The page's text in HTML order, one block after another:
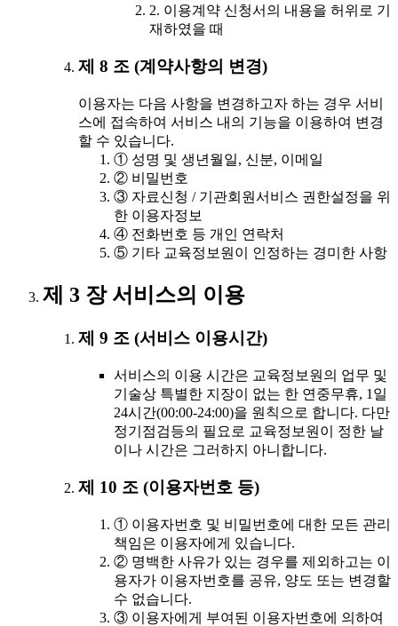
2. 이용계약 신청서의 내용을 허위로 기
재하였을 때
제 8 조 (계약사항의 변경)
이용자는 다음 사항을 변경하고자 하는 경우 서비
스에 접속하여 서비스 내의 기능을 이용하여 변경
할 수 있습니다.
① 성명 및 생년월일, 신분, 이메일
② 비밀번호
③ 자료신청 / 기관회원서비스 권한설정을 위
한 이용자정보
④ 전화번호 등 개인 연락처
⑤ 기타 교육정보원이 인정하는 경미한 사항
제 3 장 서비스의 이용
제 9 조 (서비스 이용시간)
서비스의 이용 시간은 교육정보원의 업무 및
기술상 특별한 지장이 없는 한 연중무휴, 1일
24시간(00:00-24:00)을 원칙으로 합니다. 다만
정기점검등의 필요로 교육정보원이 정한 날
이나 시간은 그러하지 아니합니다.
제 10 조 (이용자번호 등)
① 이용자번호 및 비밀번호에 대한 모든 관리
책임은 이용자에게 있습니다.
② 명백한 사유가 있는 경우를 제외하고는 이
용자가 이용자번호를 공유, 양도 또는 변경할
수 없습니다.
③ 이용자에게 부여된 이용자번호에 의하여